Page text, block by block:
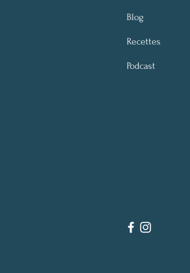
Blog
Recettes
Podcast